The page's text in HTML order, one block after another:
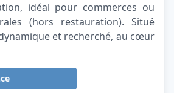
idéal pour commerces ou
(hors restauration). Situé
et recherché, au cœur